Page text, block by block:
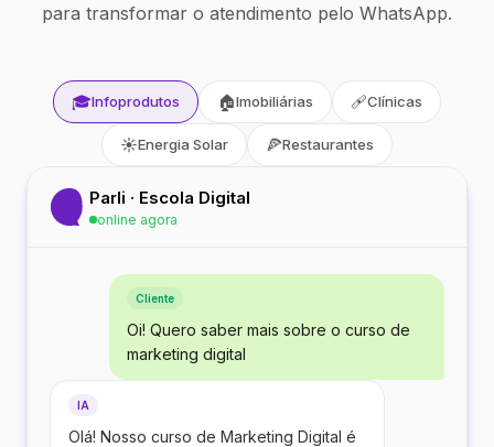
para transformar o atendimento pelo WhatsApp.
🎓Infoprodutos 🏠Imobiliárias 🩹Clínicas
☀️Energia Solar 🍕Restaurantes
Parli · Escola Digital
online agora
Cliente
Oi! Quero saber mais sobre o curso de
marketing digital
IA
Olá! Nosso curso de Marketing Digital é